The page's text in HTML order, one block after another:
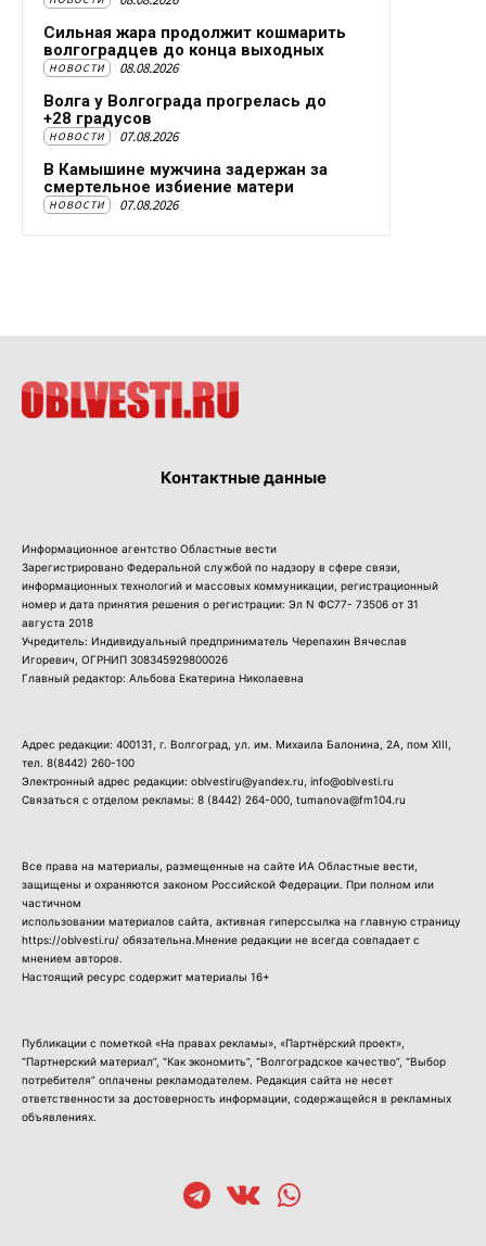
Сильная жара продолжит кошмарить
волгоградцев до конца выходных
НОВОСТИ 08.08.2026
Волга у Волгограда прогрелась до
+28 градусов
НОВОСТИ 07.08.2026
В Камышине мужчина задержан за
смертельное избиение матери
НОВОСТИ 07.08.2026
Контактные данные
Информационное агентство Областные вести
Зарегистрировано Федеральной службой по надзору в сфере связи,
информационных технологий и массовых коммуникации, регистрационный
номер и дата принятия решения о регистрации: Эл N ФС77- 73506 от 31
августа 2018
Учредитель: Индивидуальный предприниматель Черепахин Вячеслав
Игоревич, ОГРНИП 308345929800026
Главный редактор: Альбова Екатерина Николаевна
Адрес редакции: 400131, г. Волгоград, ул. им. Михаила Балонина, 2А, пом XIII,
тел. 8(8442) 260-100
Электронный адрес редакции: oblvestiru@yandex.ru, info@oblvesti.ru
Связаться с отделом рекламы: 8 (8442) 264-000 , tumanova@fm104.ru
Все права на материалы, размещенные на сайте ИА Областные вести,
защищены и охраняются законом Российской Федерации. При полном или
частичном
использовании материалов сайта, активная гиперссылка на главную страницу
https://oblvesti.ru/ обязательна.Мнение редакции не всегда совпадает с
мнением авторов.
Настоящий ресурс содержит материалы 16+
Публикации с пометкой «На правах рекламы», «Партнёрский проект»,
“Партнерский материал”, “Как экономить”, “Волгоградское качество”, “Выбор
потребителя” оплачены рекламодателем. Редакция сайта не несет
ответственности за достоверность информации, содержащейся в рекламных
объявлениях.